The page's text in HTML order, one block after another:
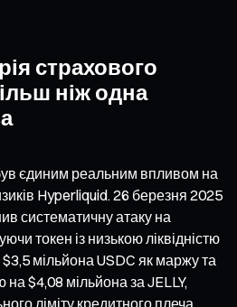
страхового
ніж одна
єдиним реальним впливом на
Hyperliquid. 26 березня 2025
систематичну атаку на
токен із низькою ліквідністю
мільйона USDC як маржу та
на $4,08 мільйона за JELLY,
ліміту кредитного плеча